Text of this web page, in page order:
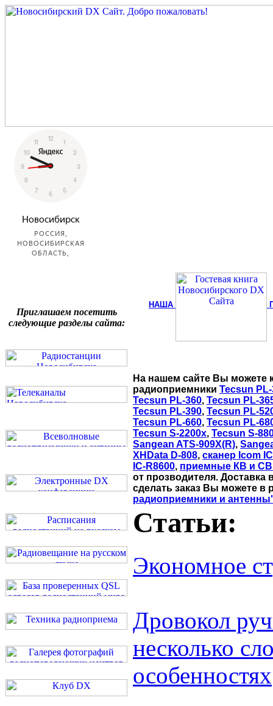
Приглашаем посетить
следующие разделы сайта:
НАША
На нашем сайте Вы можете
радиоприемники Tecsun PL-
Tecsun PL-360, Tecsun PL-
Tecsun PL-390, Tecsun PL-
Tecsun PL-660, Tecsun PL-
Tecsun S-2200x, Tecsun S-
Sangean ATS-909X(R),
XHData D-808, сканер Icom
IC-R8600, приемные КВ и
от прозводителя.
сделать заказ Вы можете в
радиоприемники и
Статьи:
Экономное
Дровокол
несколько
особенностях